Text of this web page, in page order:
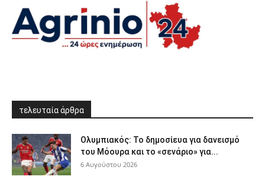
τελευταία άρθρα
Ολυμπιακός: Το δημοσίευα για δανεισμό
του Μόουρα και το «σενάριο» για...
6 Αυγούστου 2026